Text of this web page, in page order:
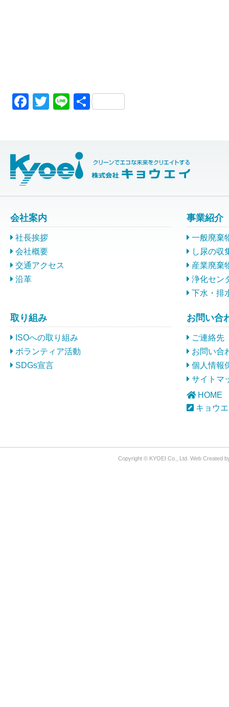
Facebook
Twitter
Line共
会社案内
社長挨拶
会社概要
交通アクセス
沿革
事業紹介
一般廃棄
し尿の収
産業廃棄
浄化セン
下水・排
取り組み
ISOへの取り組み
ボランティア活動
SDGs宣言
お問い合
ご連絡先
お問い合
個人情報
サイトマ
HOME
キョウ
Copyright © KYOEI Co., Ltd. Web Created